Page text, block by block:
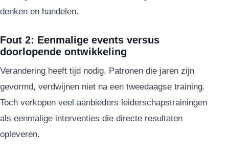
denken en handelen.
Fout 2: Eenmalige events versus
doorlopende ontwikkeling
Verandering heeft tijd nodig. Patronen die jaren zijn
gevormd, verdwijnen niet na een tweedaagse training.
Toch verkopen veel aanbieders leiderschapstrainingen
als eenmalige interventies die directe resultaten
opleveren.